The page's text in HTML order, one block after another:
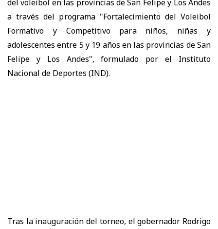
del voleibol en las provincias de San Felipe y Los Andes
a través del programa "Fortalecimiento del Voleibol
Formativo y Competitivo para niños, niñas y
adolescentes entre 5 y 19 años en las provincias de San
Felipe y Los Andes", formulado por el Instituto
Nacional de Deportes (IND).
Tras la inauguración del torneo, el gobernador Rodrigo